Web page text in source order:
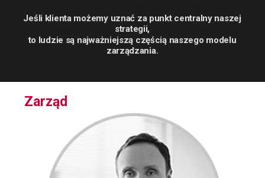
Jeśli klienta możemy uznać za punkt centralny naszej
strategii,
to ludzie są najważniejszą częścią naszego modelu
zarządzania.
Zarząd